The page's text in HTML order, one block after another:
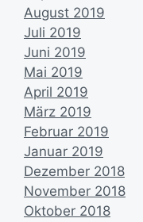
August 2019
Juli 2019
Juni 2019
Mai 2019
April 2019
März 2019
Februar 2019
Januar 2019
Dezember 2018
November 2018
Oktober 2018